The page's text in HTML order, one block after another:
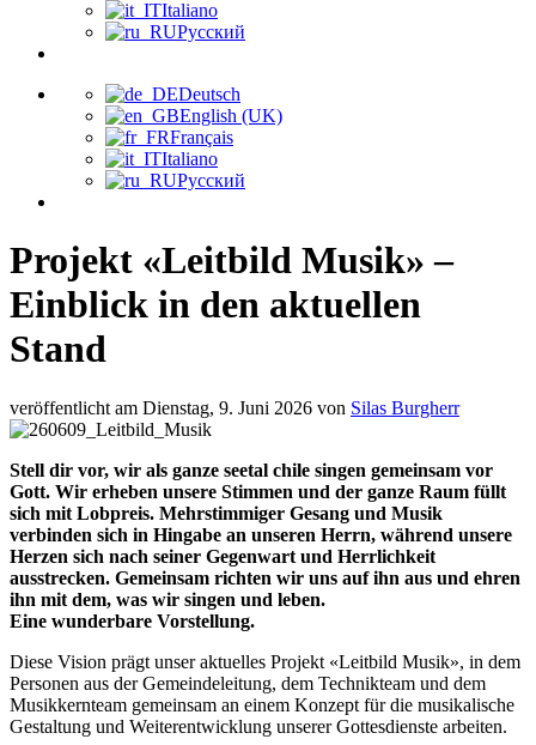
Italiano
Русский
Deutsch
English (UK)
Français
Italiano
Русский
Projekt «Leitbild Musik» –
Einblick in den aktuellen
Stand
veröffentlicht am Dienstag, 9. Juni 2026 von Silas Burgherr
Stell dir vor, wir als ganze seetal chile singen gemeinsam vor
Gott. Wir erheben unsere Stimmen und der ganze Raum füllt
sich mit Lobpreis. Mehrstimmiger Gesang und Musik
verbinden sich in Hingabe an unseren Herrn, während unsere
Herzen sich nach seiner Gegenwart und Herrlichkeit
ausstrecken. Gemeinsam richten wir uns auf ihn aus und ehren
ihn mit dem, was wir singen und leben.
Eine wunderbare Vorstellung.
Diese Vision prägt unser aktuelles Projekt «Leitbild Musik», in dem
Personen aus der Gemeindeleitung, dem Technikteam und dem
Musikkernteam gemeinsam an einem Konzept für die musikalische
Gestaltung und Weiterentwicklung unserer Gottesdienste arbeiten.